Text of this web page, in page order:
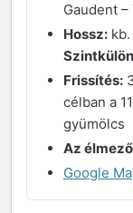
Gaudent
Hossz: kb.
Frissítés:
célban a
gyümölcs
Az
Google